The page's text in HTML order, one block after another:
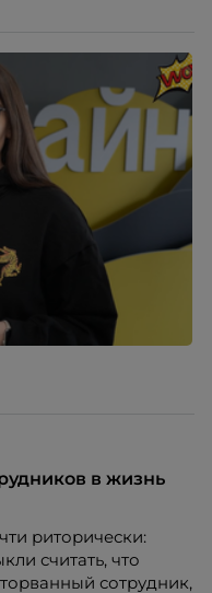
в жизнь
риторически:
считать, что
сотрудник,